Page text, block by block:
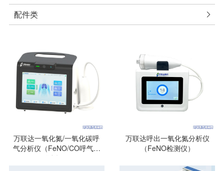
配件类 
万联达一氧化氮/一氧化碳呼
气分析仪（FeNO/CO呼气检
测仪）
万联达呼出一氧化氮分析仪
（FeNO检测仪）